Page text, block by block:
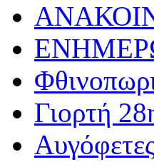
Γιορτή